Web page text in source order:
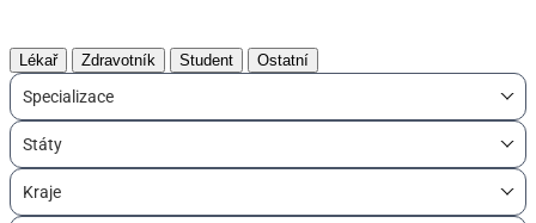
Lékař Zdravotník Student Ostatní
Specializace
Státy
Kraje